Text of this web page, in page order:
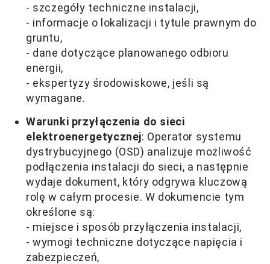
- szczegóły techniczne instalacji,
- informacje o lokalizacji i tytule prawnym do
gruntu,
- dane dotyczące planowanego odbioru
energii,
- ekspertyzy środowiskowe, jeśli są
wymagane.
Warunki przyłączenia do sieci
elektroenergetycznej: Operator systemu
dystrybucyjnego (OSD) analizuje możliwość
podłączenia instalacji do sieci, a następnie
wydaje dokument, który odgrywa kluczową
rolę w całym procesie. W dokumencie tym
określone są:
- miejsce i sposób przyłączenia instalacji,
- wymogi techniczne dotyczące napięcia i
zabezpieczeń,